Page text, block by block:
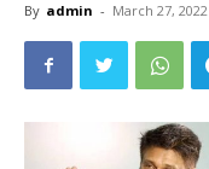
By admin - March 27, 2022